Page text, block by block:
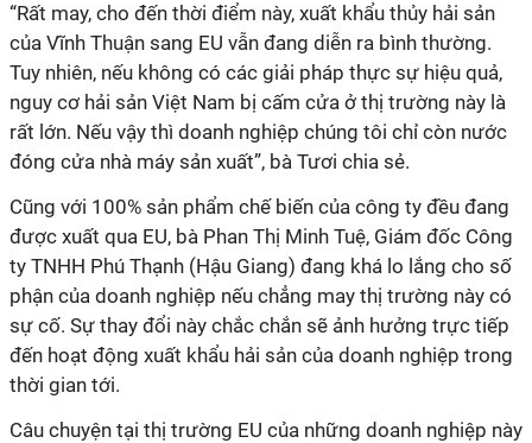
“Rất may, cho đến thời điểm này, xuất khẩu thủy hải sản
của Vĩnh Thuận sang EU vẫn đang diễn ra bình thường.
Tuy nhiên, nếu không có các giải pháp thực sự hiệu quả,
nguy cơ hải sản Việt Nam bị cấm cửa ở thị trường này là
rất lớn. Nếu vậy thì doanh nghiệp chúng tôi chỉ còn nước
đóng cửa nhà máy sản xuất”, bà Tươi chia sẻ.
Cũng với 100% sản phẩm chế biến của công ty đều đang
được xuất qua EU, bà Phan Thị Minh Tuệ, Giám đốc Công
ty TNHH Phú Thạnh (Hậu Giang) đang khá lo lắng cho số
phận của doanh nghiệp nếu chẳng may thị trường này có
sự cố. Sự thay đổi này chắc chắn sẽ ảnh hưởng trực tiếp
đến hoạt động xuất khẩu hải sản của doanh nghiệp trong
thời gian tới.
Câu chuyện tại thị trường EU của những doanh nghiệp này